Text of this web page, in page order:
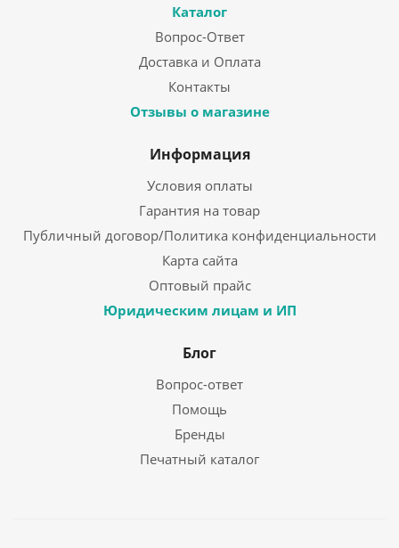
Каталог
Вопрос-Ответ
Доставка и Оплата
Контакты
Отзывы о магазине
Информация
Условия оплаты
Гарантия на товар
Публичный договор/Политика конфиденциальности
Карта сайта
Оптовый прайс
Юридическим лицам и ИП
Блог
Вопрос-ответ
Помощь
Бренды
Печатный каталог